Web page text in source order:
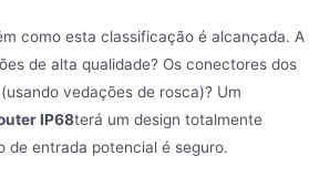
como esta classificação é alcançada. A
de alta qualidade? Os conectores dos
vedações de rosca)? Um
IP68terá um design totalmente
de entrada potencial é seguro.